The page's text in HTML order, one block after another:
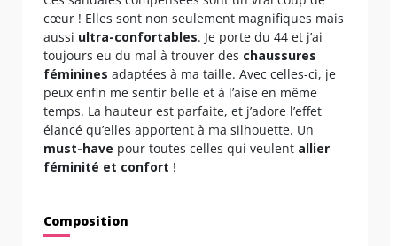
cœur ! Elles sont non seulement magnifiques mais
aussi ultra-confortables. Je porte du 44 et j’ai
toujours eu du mal à trouver des chaussures
féminines adaptées à ma taille. Avec celles-ci, je
peux enfin me sentir belle et à l’aise en même
temps. La hauteur est parfaite, et j’adore l’effet
élancé qu’elles apportent à ma silhouette. Un
must-have pour toutes celles qui veulent allier
féminité et confort !
Composition